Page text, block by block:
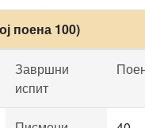
поена 100)
Завршни
испит